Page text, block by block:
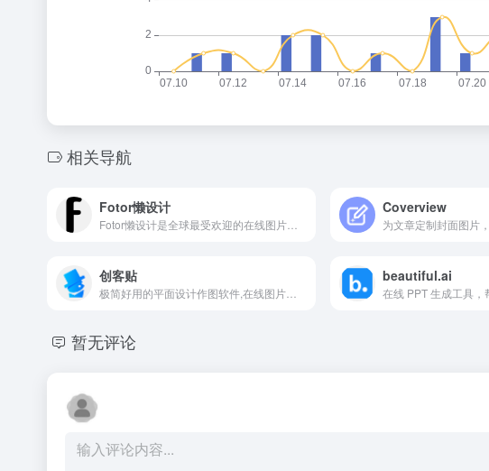
相关导航
Fotor懒设计 Coverview
创客贴 beautiful.ai
暂无评论